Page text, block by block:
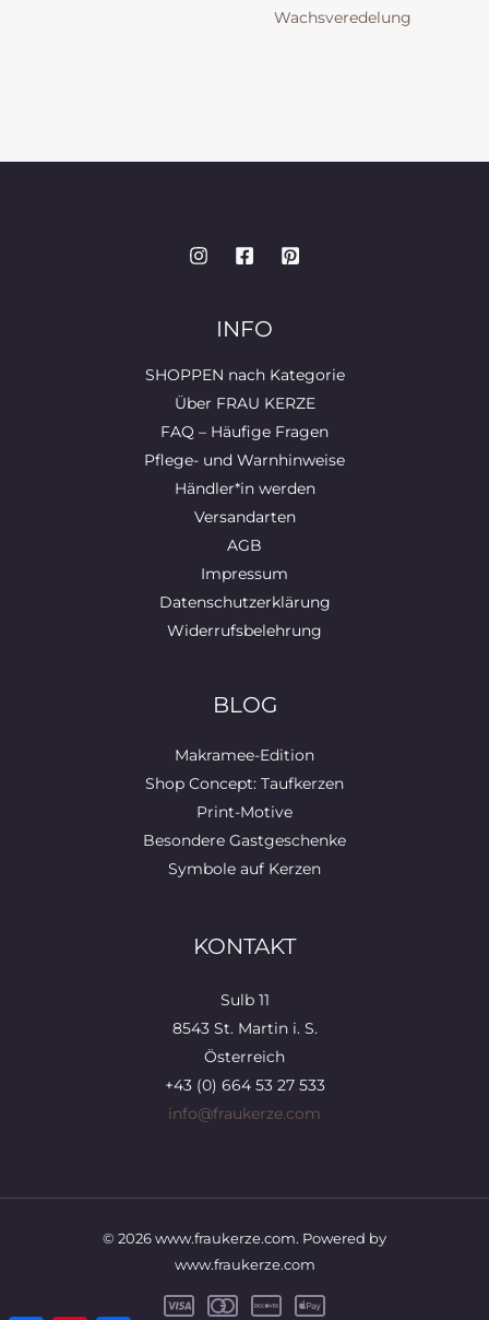
Wachsveredelung
INFO
SHOPPEN nach Kategorie
Über FRAU KERZE
FAQ – Häufige Fragen
Pflege- und Warnhinweise
Händler*in werden
Versandarten
AGB
Impressum
Datenschutzerklärung
Widerrufsbelehrung
BLOG
Makramee-Edition
Shop Concept: Taufkerzen
Print-Motive
Besondere Gastgeschenke
Symbole auf Kerzen
KONTAKT
Sulb 11
8543 St. Martin i. S.
Österreich
+43 (0) 664 53 27 533
info@fraukerze.com
© 2026 www.fraukerze.com. Powered by
www.fraukerze.com